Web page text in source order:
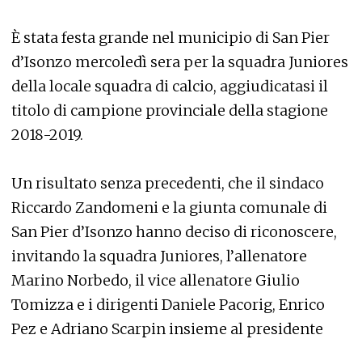
È stata festa grande nel municipio di San Pier
d’Isonzo mercoledì sera per la squadra Juniores
della locale squadra di calcio, aggiudicatasi il
titolo di campione provinciale della stagione
2018-2019.
Un risultato senza precedenti, che il sindaco
Riccardo Zandomeni e la giunta comunale di
San Pier d’Isonzo hanno deciso di riconoscere,
invitando la squadra Juniores, l’allenatore
Marino Norbedo, il vice allenatore Giulio
Tomizza e i dirigenti Daniele Pacorig, Enrico
Pez e Adriano Scarpin insieme al presidente